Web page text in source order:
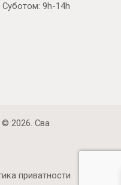
9h-14h
2026. Сва
приватности